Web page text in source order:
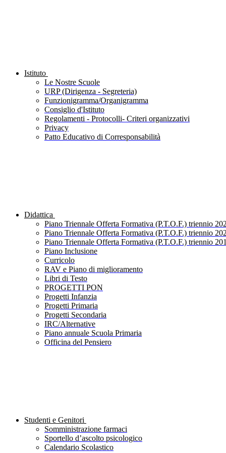
Istituto
Le Nostre Scuole
URP (Dirigenza - Segreteria)
Funzionigramma/Organigramma
Consiglio d'Istituto
Regolamenti - Protocolli- Criteri organizzativi
Privacy
Patto Educativo di Corresponsabilità
Didattica
Piano Triennale Offerta Formativa (P.T.O.F.) triennio
Piano Triennale Offerta Formativa (P.T.O.F.) triennio
Piano Triennale Offerta Formativa (P.T.O.F.) triennio
Piano Inclusione
Curricolo
RAV e Piano di miglioramento
Libri di Testo
PROGETTI PON
Progetti Infanzia
Progetti Primaria
Progetti Secondaria
IRC/Alternative
Piano annuale Scuola Primaria
Officina del Pensiero
Studenti e Genitori
Somministrazione farmaci
Sportello d’ascolto psicologico
Calendario Scolastico